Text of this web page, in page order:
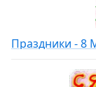
Праздники - 8